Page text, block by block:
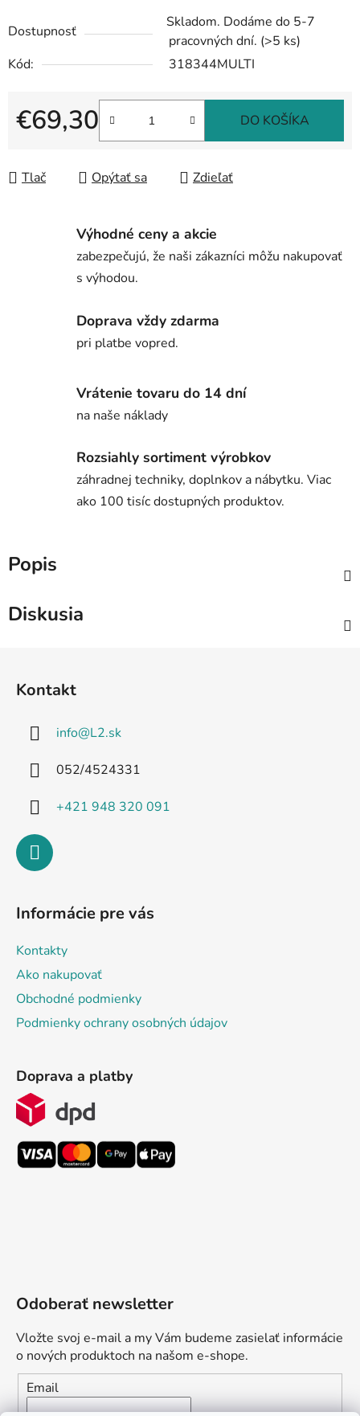
Dostupnosť
Skladom. Dodáme do 5-7
pracovných dní. (>5 ks)
Kód:
318344MULTI
€69,30
Jednotková cena:
DO KOŠÍKA
Tlač Opýtať sa Zdieľať
Výhodné ceny a akcie
zabezpečujú, že naši zákazníci môžu nakupovať
s výhodou.
Doprava vždy zdarma
pri platbe vopred.
Vrátenie tovaru do 14 dní
na naše náklady
Rozsiahly sortiment výrobkov
záhradnej techniky, doplnkov a nábytku. Viac
ako 100 tisíc dostupných produktov.
Popis
Diskusia
Kontakt
info@L2.sk
052/4524331
+421 948 320 091
Informácie pre vás
Kontakty
Ako nakupovať
Obchodné podmienky
Podmienky ochrany osobných údajov
Doprava a platby
Odoberať newsletter
Vložte svoj e-mail a my Vám budeme zasielať informácie
o nových produktoch na našom e-shope.
Email